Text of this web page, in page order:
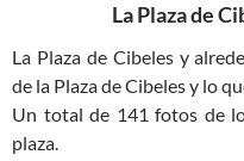
La Plaza de
La Plaza de Cibeles y
de la Plaza de Cibeles y lo
Un total de 141 fotos de
plaza.